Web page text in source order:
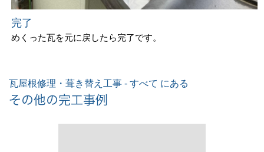
完了
めくった瓦を元に戻したら完了です。
瓦屋根修理・葺き替え工事 - すべて にある
その他の完工事例